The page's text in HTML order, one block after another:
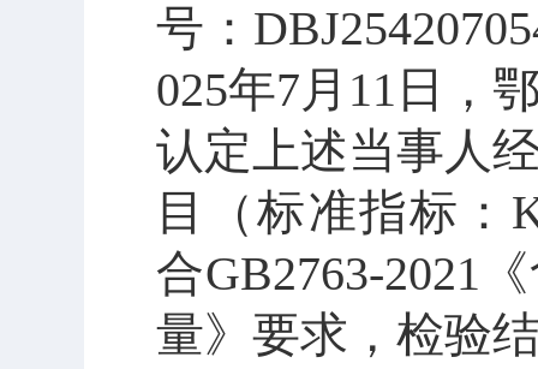
号：
025年7月11日，
认定上述当事人
目（标准指标：
合GB2763-2021
量》要求，检验